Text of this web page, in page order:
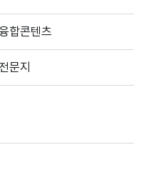
합콘텐츠
문지